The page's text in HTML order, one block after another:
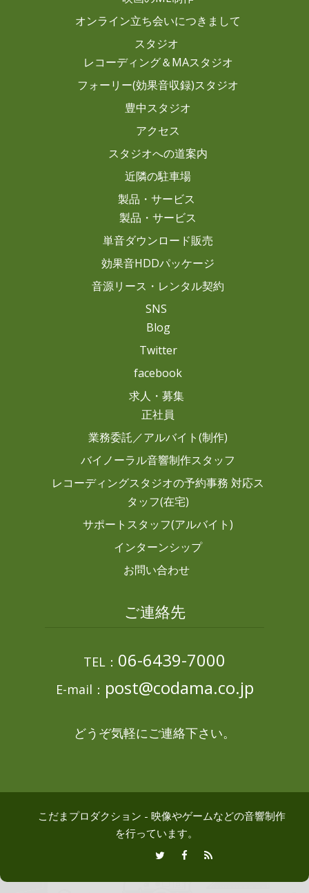
オンライン立ち会いにつきまして
スタジオ
レコーディング＆MAスタジオ
フォーリー(効果音収録)スタジオ
豊中スタジオ
アクセス
スタジオへの道案内
近隣の駐車場
製品・サービス
製品・サービス
単音ダウンロード販売
効果音HDDパッケージ
音源リース・レンタル契約
SNS
Blog
Twitter
facebook
求人・募集
正社員
業務委託／アルバイト(制作)
バイノーラル音響制作スタッフ
レコーディングスタジオの予約事務 対応ス
タッフ(在宅)
サポートスタッフ(アルバイト)
インターンシップ
お問い合わせ
ご連絡先
TEL： 06-6439-7000
E-mail： post@codama.co.jp
どうぞ気軽にご連絡下さい。
こだまプロダクション - 映像やゲームなどの音響制作
を行っています。